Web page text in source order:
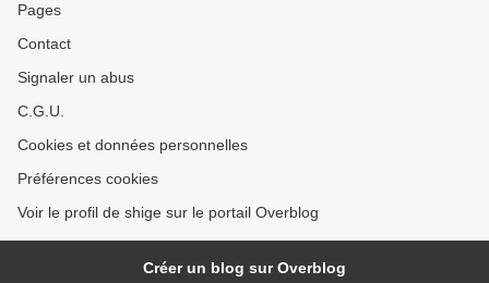
Pages
Contact
Signaler un abus
C.G.U.
Cookies et données personnelles
Préférences cookies
Voir le profil de shige sur le portail Overblog
Créer un blog sur Overblog